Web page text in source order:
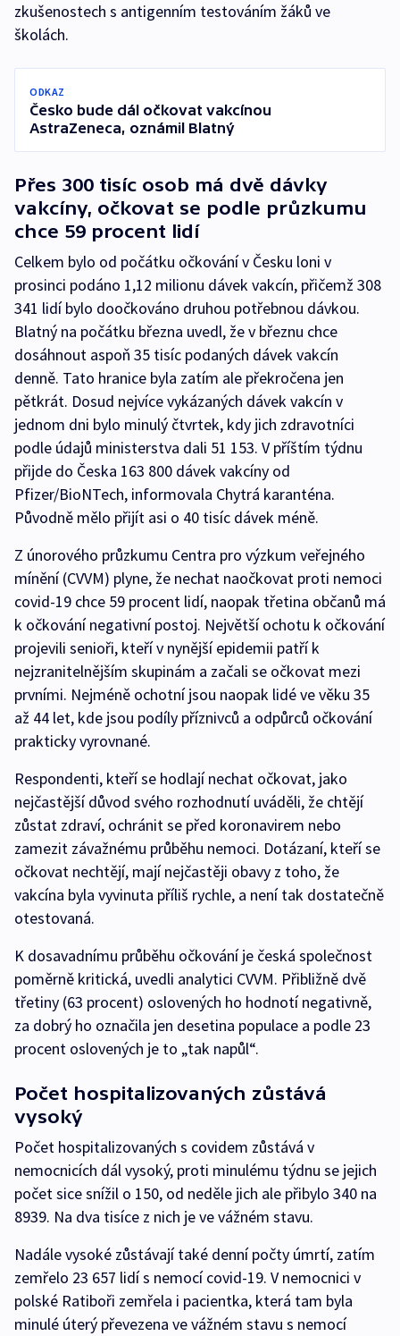
zkušenostech s antigenním testováním žáků ve
školách.
ODKAZ
Česko bude dál očkovat vakcínou
AstraZeneca, oznámil Blatný
Přes 300 tisíc osob má dvě dávky
vakcíny, očkovat se podle průzkumu
chce 59 procent lidí
Celkem bylo od počátku očkování v Česku loni v
prosinci podáno 1,12 milionu dávek vakcín, přičemž 308
341 lidí bylo doočkováno druhou potřebnou dávkou.
Blatný na počátku března uvedl, že v březnu chce
dosáhnout aspoň 35 tisíc podaných dávek vakcín
denně. Tato hranice byla zatím ale překročena jen
pětkrát. Dosud nejvíce vykázaných dávek vakcín v
jednom dni bylo minulý čtvrtek, kdy jich zdravotníci
podle údajů ministerstva dali 51 153. V příštím týdnu
přijde do Česka 163 800 dávek vakcíny od
Pfizer/BioNTech, informovala Chytrá karanténa.
Původně mělo přijít asi o 40 tisíc dávek méně.
Z únorového průzkumu Centra pro výzkum veřejného
mínění (CVVM) plyne, že nechat naočkovat proti nemoci
covid-19 chce 59 procent lidí, naopak třetina občanů má
k očkování negativní postoj. Největší ochotu k očkování
projevili senioři, kteří v nynější epidemii patří k
nejzranitelnějším skupinám a začali se očkovat mezi
prvními. Nejméně ochotní jsou naopak lidé ve věku 35
až 44 let, kde jsou podíly příznivců a odpůrců očkování
prakticky vyrovnané.
Respondenti, kteří se hodlají nechat očkovat, jako
nejčastější důvod svého rozhodnutí uváděli, že chtějí
zůstat zdraví, ochránit se před koronavirem nebo
zamezit závažnému průběhu nemoci. Dotázaní, kteří se
očkovat nechtějí, mají nejčastěji obavy z toho, že
vakcína byla vyvinuta příliš rychle, a není tak dostatečně
otestovaná.
K dosavadnímu průběhu očkování je česká společnost
poměrně kritická, uvedli analytici CVVM. Přibližně dvě
třetiny (63 procent) oslovených ho hodnotí negativně,
za dobrý ho označila jen desetina populace a podle 23
procent oslovených je to „tak napůl“.
Počet hospitalizovaných zůstává
vysoký
Počet hospitalizovaných s covidem zůstává v
nemocnicích dál vysoký, proti minulému týdnu se jejich
počet sice snížil o 150, od neděle jich ale přibylo 340 na
8939. Na dva tisíce z nich je ve vážném stavu.
Nadále vysoké zůstávají také denní počty úmrtí, zatím
zemřelo 23 657 lidí s nemocí covid-19. V nemocnici v
polské Ratiboři zemřela i pacientka, která tam byla
minulé úterý převezena ve vážném stavu s nemocí